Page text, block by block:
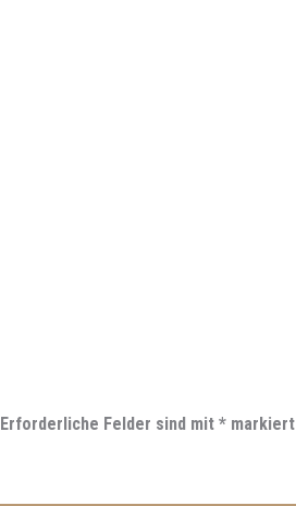
Erforderliche Felder sind mit * markiert